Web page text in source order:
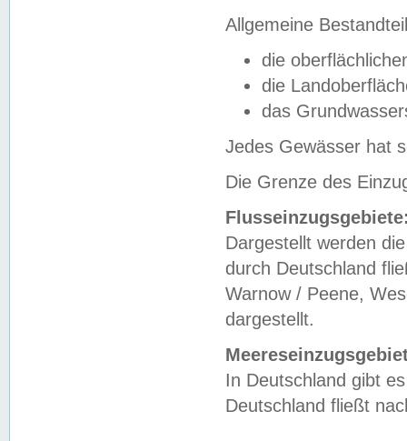
Allgemeine
die
die
das
Jedes Gewässer hat
Die Grenze des
Dargestellt werden
durch Deutschland
Warnow / Peene,
dargestellt.
In Deutschland gibt
Deutschland fließt